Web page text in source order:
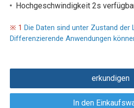
Hochgeschwindigkeit 2s
※ 1 Die Daten sind unter Zustand der
Differenzierende Anwendungen
erkundigen
In den